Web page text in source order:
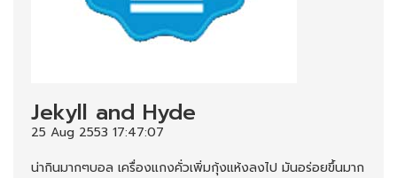
Jekyll and Hyde
25 Aug 2553 17:47:07
น่ากินมากๆบอล เครื่องแกงคั่วเพิ่มกุ้งแห้งลงไป มันอร่อยขึ้นมาก